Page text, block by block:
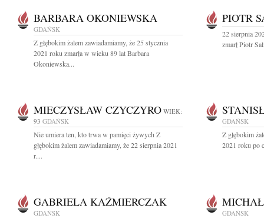
BARBARA OKONIEWSKA
GDAŃSK
Z głębokim żalem zawiadamiamy, że 25 stycznia
2021 roku zmarła w wieku 89 lat Barbara
Okoniewska...
PIOTR
22 sierpnia
zmarł Piotr
MIECZYSŁAW CZYCZYRO WIEK:
93 GDAŃSK
Nie umiera ten, kto trwa w pamięci żywych Z
głębokim żalem zawiadamiamy, że 22 sierpnia 2021
r....
GDAŃSK
Z głębokim
2021 roku po
GABRIELA KAŹMIERCZAK
GDAŃSK GDAŃSK